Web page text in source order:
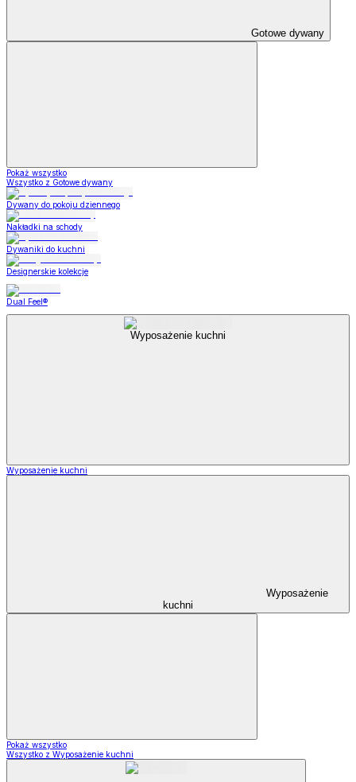
Gotowe dywany
Pokaż wszystko
Wszystko z Gotowe dywany
Dywany do pokoju dziennego
Nakładki na schody
Dywaniki do kuchni
Designerskie kolekcje
Dual Feel®
Wyposażenie kuchni
Wyposażenie kuchni
Wyposażenie
kuchni
Pokaż wszystko
Wszystko z Wyposażenie kuchni